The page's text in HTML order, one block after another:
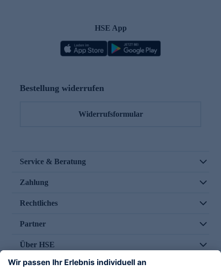
HSE App
Bestellung widerrufen
Widerrufsformular
Service & Beratung
Zahlung
Rechtliches
Partner
Über HSE
Im TV